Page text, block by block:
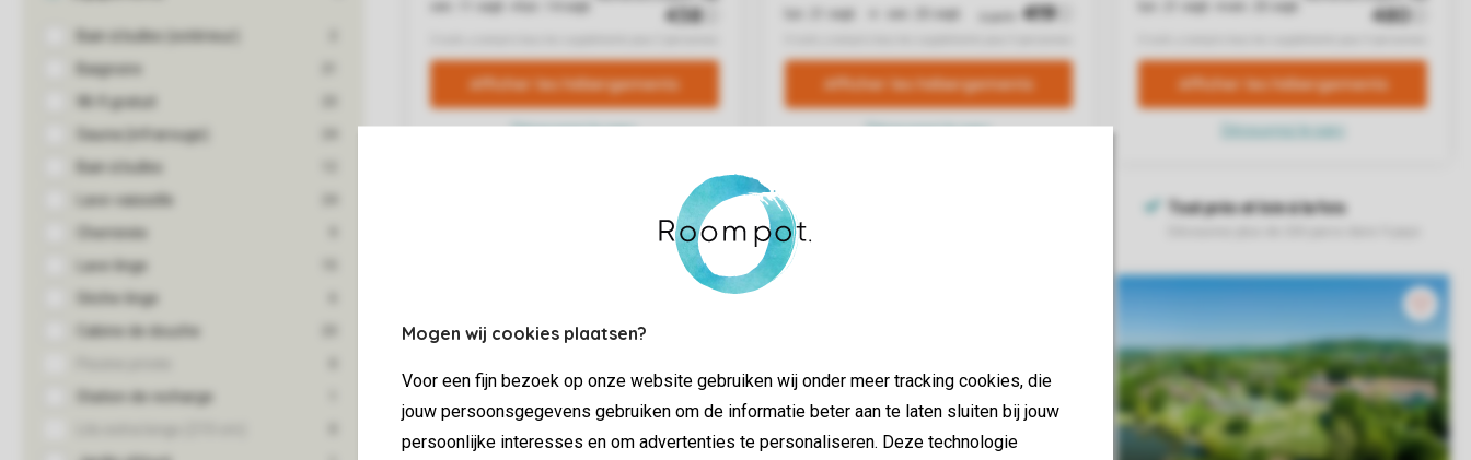
Mogen wij cookies plaatsen?
Voor een fijn bezoek op onze website gebruiken wij onder meer tracking cookies, die
jouw persoonsgegevens gebruiken om de informatie beter aan te laten sluiten bij jouw
persoonlijke interesses en om advertenties te personaliseren. Deze technologie